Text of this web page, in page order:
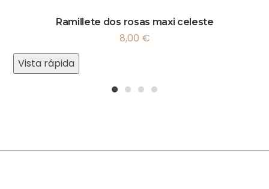
Ramillete dos rosas maxi celeste
8,00 €
Vista rápida